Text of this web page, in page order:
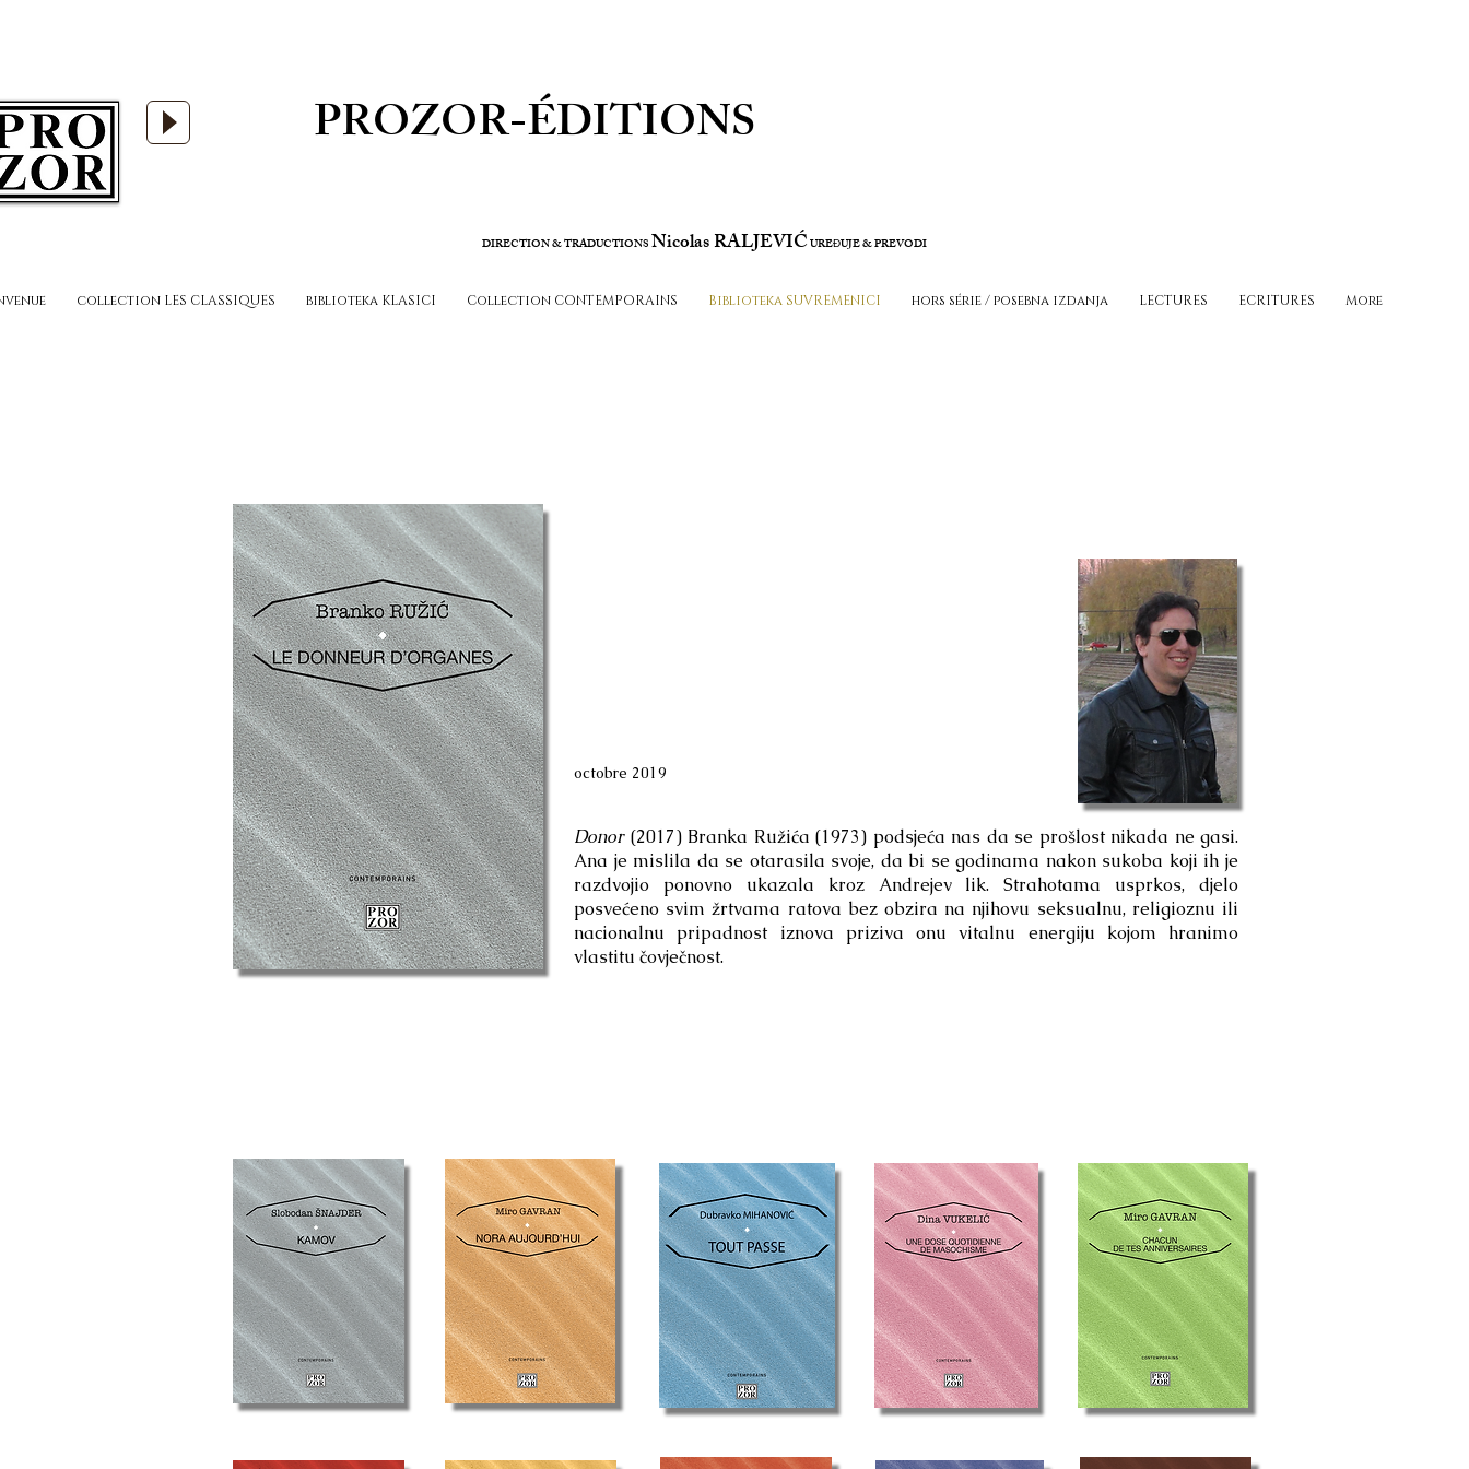
PROZOR-ÉDITIONS
DIRECTION & TRADUCTIONSNicolas RALJEVIĆUREĐUJE & PREVODI
collection LES CLASSIQUES biblioteka KLASICI Collection CONTEMPORAINS Biblioteka SUVREMENICI hors série / posebna izdanja LECTURES ECRITURES More
octobre 2019
Donor(2017) Branka Ružića (1973) podsjeća nas da se prošlost nikada ne gasi.
Ana je mislila da se otarasila svoje, da bi se godinama nakon sukoba koji ih je
razdvojio ponovno ukazala kroz Andrejev lik. Strahotama usprkos, djelo
posvećeno svim žrtvama ratova bez obzira na njihovu seksualnu, religioznu ili
nacionalnu pripadnost iznova priziva onu vitalnu energiju kojom hranimo
vlastitu čovječnost.